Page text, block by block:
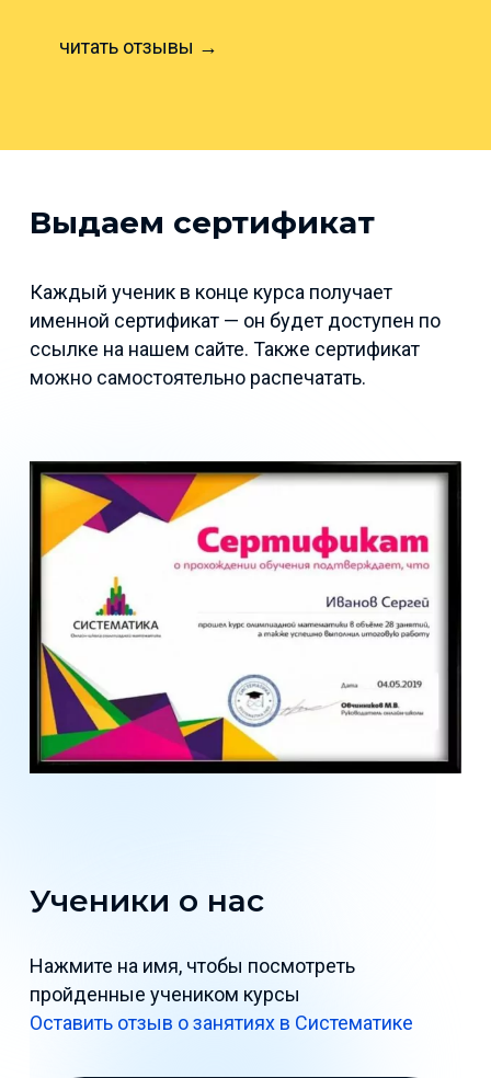
читать отзывы →
Выдаем сертификат
Каждый ученик в конце курса получает
именной сертификат — он будет доступен по
ссылке на нашем сайте. Также сертификат
можно самостоятельно распечатать.
Ученики о нас
Нажмите на имя, чтобы посмотреть
пройденные учеником курсы
Оставить отзыв о занятиях в Систематике